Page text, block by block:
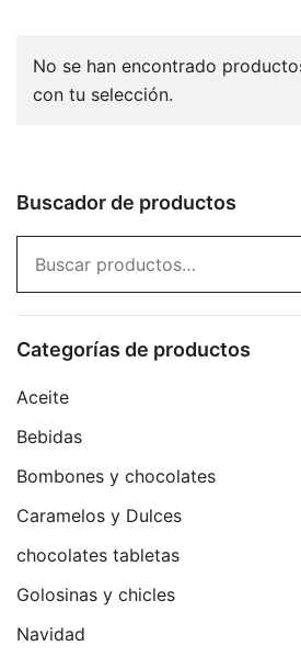
No se han encontrado
con tu selección.
Buscador de productos
por:
Categorías de productos
Aceite
Bebidas
Bombones y chocolates
Caramelos y Dulces
chocolates tabletas
Golosinas y chicles
Navidad